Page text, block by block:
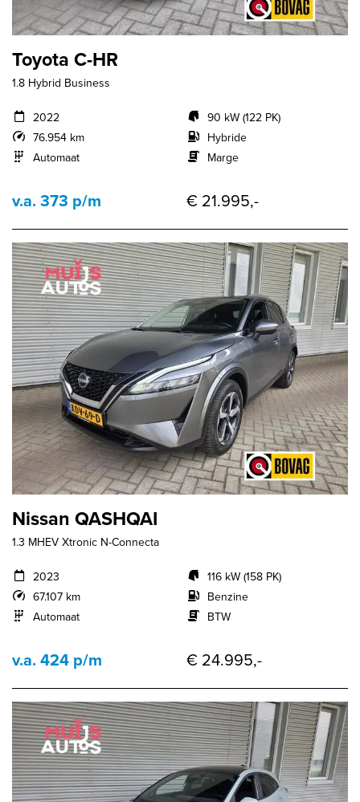
Toyota C-HR
1.8 Hybrid Business
2022
76.954 km
Automaat
90 kW (122 PK)
Hybride
Marge
v.a. 373 p/m € 21.995,-
Nissan QASHQAI
1.3 MHEV Xtronic N-Connecta
2023
67.107 km
Automaat
116 kW (158 PK)
Benzine
BTW
v.a. 424 p/m € 24.995,-